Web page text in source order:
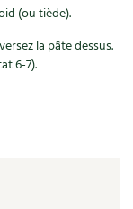
(ou tiède).
la pâte dessus.
6-7).